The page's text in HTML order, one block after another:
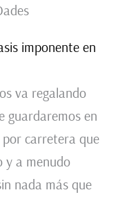
imponente en
va regalando
guardaremos en
carretera que
y a menudo
nada más que